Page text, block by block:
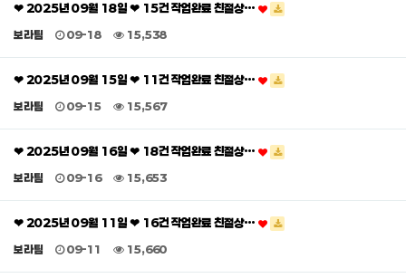
❤ 2025년 09월 18일 ❤ 15건 작업완료 친절상…
보라팀 09-18 15,538
❤ 2025년 09월 15일 ❤ 11건 작업완료 친절상…
보라팀 09-15 15,567
❤ 2025년 09월 16일 ❤ 18건 작업완료 친절상…
보라팀 09-16 15,653
❤ 2025년 09월 11일 ❤ 16건 작업완료 친절상…
보라팀 09-11 15,660